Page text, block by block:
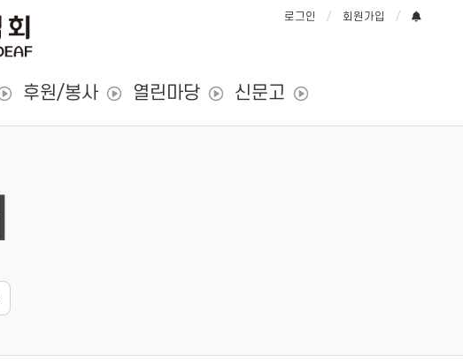
로그인 회원가입
후원/봉사 열린마당 신문고